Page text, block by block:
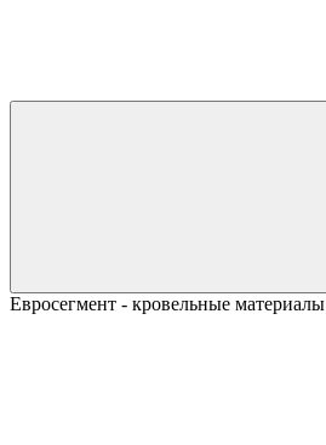
Евросегмент - кровельные материалы